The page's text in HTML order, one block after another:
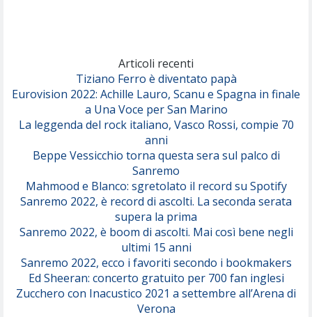
Serenamente
Articoli recenti
Tiziano Ferro è diventato papà
Eurovision 2022: Achille Lauro, Scanu e Spagna in finale
a Una Voce per San Marino
La leggenda del rock italiano, Vasco Rossi, compie 70
anni
Beppe Vessicchio torna questa sera sul palco di
Sanremo
Mahmood e Blanco: sgretolato il record su Spotify
Sanremo 2022, è record di ascolti. La seconda serata
supera la prima
Sanremo 2022, è boom di ascolti. Mai così bene negli
ultimi 15 anni
Sanremo 2022, ecco i favoriti secondo i bookmakers
Ed Sheeran: concerto gratuito per 700 fan inglesi
Zucchero con Inacustico 2021 a settembre all’Arena di
Verona